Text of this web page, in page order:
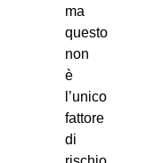
ma
questo
non
è
l’unico
fattore
di